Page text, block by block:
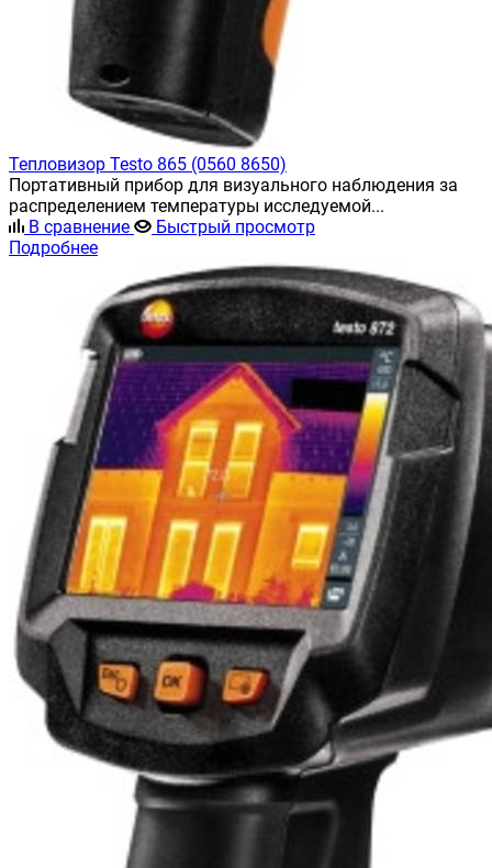
Тепловизор Testo 865 (0560 8650)
Портативный прибор для визуального наблюдения за
распределением температуры исследуемой...
В сравнение
Быстрый просмотр
Подробнее